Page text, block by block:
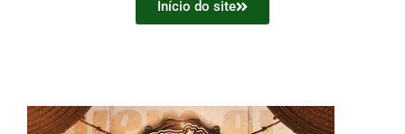
Início do site